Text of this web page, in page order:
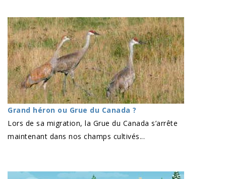
Grand héron ou Grue du Canada ?
Lors de sa migration, la Grue du Canada s’arrête
maintenant dans nos champs cultivés...